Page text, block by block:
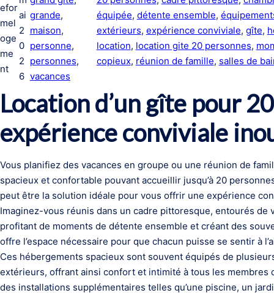
efor
mel
oge
me
nt
ai
2
0
2
6
grande
maison
personne
personnes
vacances
équipée, détente ensemble,
extérieurs, expérience conviviale, gîte,
location, location gite 20 personnes,
copieux, réunion de famille, salles de
Location d’un gîte pour
expérience conviviale
Vous planifiez des vacances en groupe ou une réunion de
spacieux et confortable pouvant accueillir jusqu’à 20
peut être la solution idéale pour vous offrir une expérience
Imaginez-vous réunis dans un cadre pittoresque, entourés de
profitant de moments de détente ensemble et créant des
offre l’espace nécessaire pour que chacun puisse se sentir à
Ces hébergements spacieux sont souvent équipés de
extérieurs, offrant ainsi confort et intimité à tous les
des installations supplémentaires telles qu’une piscine, un